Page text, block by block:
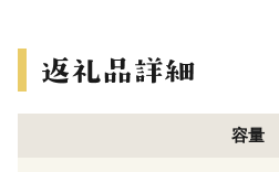
容量